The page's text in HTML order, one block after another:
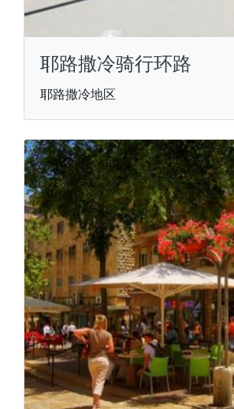
耶路撒冷骑行环路
耶路撒冷地区